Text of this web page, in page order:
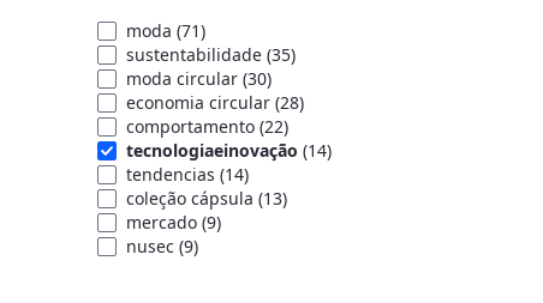
moda (71)
sustentabilidade (35)
moda circular (30)
economia circular (28)
comportamento (22)
tecnologiaeinovação (14)
tendencias (14)
coleção cápsula (13)
mercado (9)
nusec (9)